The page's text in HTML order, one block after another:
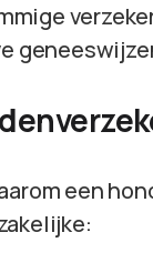
een